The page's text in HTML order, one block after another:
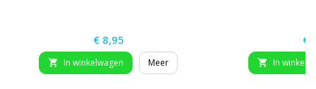
Prijs
€ 8,95
 In winkelwagen Meer
€
 In